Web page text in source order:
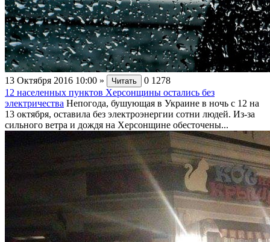
13 Октября 2016 10:00 » Читать 0 1278
12 населенных пунктов Херсонщины остались без
электричества Непогода, бушующая в Украине в ночь с 12 на
13 октября, оставила без электроэнергии сотни людей. Из-за
сильного ветра и дождя на Херсонщине обесточены...